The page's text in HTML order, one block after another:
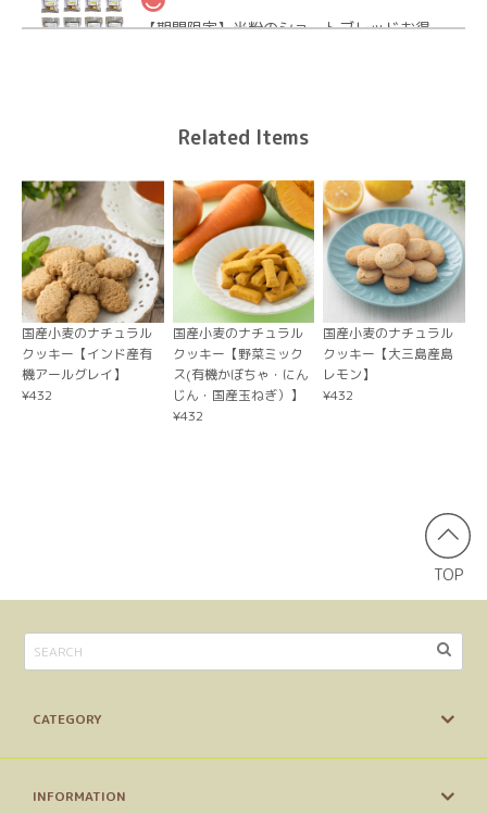
【期間限定】米粉のショートブレッドお得なおまとめ12個【送料無料】
2026/04/14
いつも早い対応で嬉しいです。たくさん入ってるので食べご
たえあります。お友達とお裾分けします。ありがとうござい
ました。
【送料無料/ヤマト便】（大袋×3袋）工房直販限定！割入りナチュラルビーガンクッキーお得大袋
3種を選ぶ
2026/03/27
【送料無料/ヤマト便】ギフトボックス（6個セット）こどものおやつMIX【VEGAN】
ナチュラルクッキー４種類をご自身で選択する（備考欄にお書きください）
おまけ付きで、素敵な箱に入って届きました！これからいた
だきますが、楽しみです、ありがとうございました。
黒糖バナナ
Related Items
国産小麦のナチュラル
クッキー【インド産有
機アールグレイ】
¥432
国産小麦のナチュラル
クッキー【野菜ミック
ス(有機かぼちゃ・にん
じん・国産玉ねぎ）】
¥432
国産小麦のナチュラル
クッキー【大三島産島
レモン】
¥432
TOP
CATEGORY
INFORMATION